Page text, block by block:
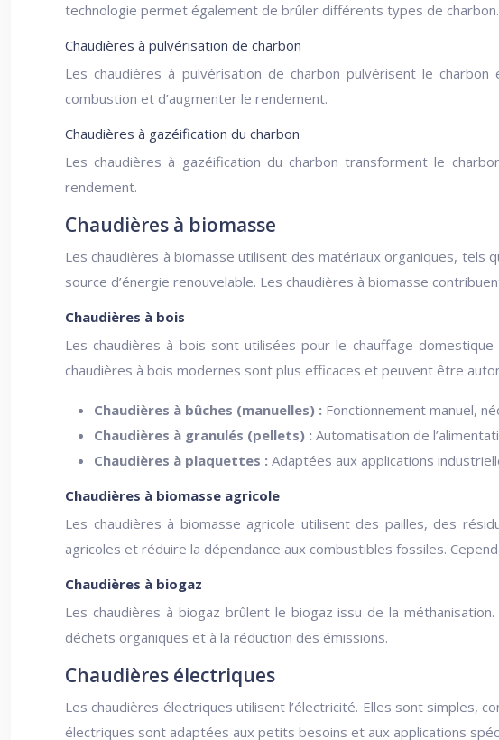
technologie permet également de brûler différents types de charbon.
Chaudières à pulvérisation de charbon
Les chaudières à pulvérisation de charbon pulvérisent le
combustion et d’augmenter le rendement.
Chaudières à gazéification du charbon
Les chaudières à gazéification du charbon transforment le
rendement.
Chaudières à biomasse
Les chaudières à biomasse utilisent des matériaux organiques, tels
source d’énergie renouvelable. Les chaudières à biomasse
Chaudières à bois
Les chaudières à bois sont utilisées pour le chauffage
chaudières à bois modernes sont plus efficaces et peuvent être
Chaudières à bûches (manuelles) : Fonctionnement manuel,
Chaudières à granulés (pellets) : Automatisation de
Chaudières à plaquettes : Adaptées aux applications
Chaudières à biomasse agricole
Les chaudières à biomasse agricole utilisent des pailles, des
agricoles et réduire la dépendance aux combustibles fossiles.
Chaudières à biogaz
Les chaudières à biogaz brûlent le biogaz issu de la
déchets organiques et à la réduction des émissions.
Chaudières électriques
Les chaudières électriques utilisent l’électricité. Elles sont simples,
électriques sont adaptées aux petits besoins et aux applications